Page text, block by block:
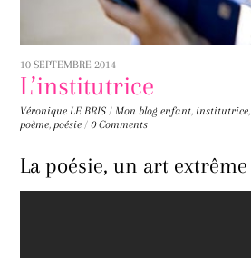
10 SEPTEMBRE 2014
L’institutrice
Véronique LE BRIS / Mon blog enfant, institutrice,
poème, poésie / 0 Comments
La poésie, un art extrême